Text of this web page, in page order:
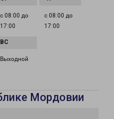
с 08:00 до
17:00
с 08:00 до
17:00
Выходной
Мордовии